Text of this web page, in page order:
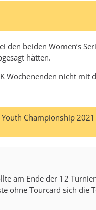
den beiden Women’s
hätten.
Wochenenden nicht mit
Championship 2021
am Ende der 12
ohne Tourcard sich die